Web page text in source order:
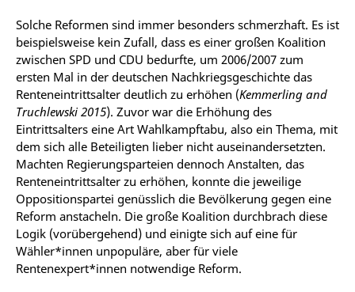
Solche Reformen sind immer besonders schmerzhaft. Es ist
beispielsweise kein Zufall, dass es einer großen Koalition
zwischen SPD und CDU bedurfte, um 2006/2007 zum
ersten Mal in der deutschen Nachkriegsgeschichte das
Renteneintrittsalter deutlich zu erhöhen (Kemmerling and
Truchlewski 2015). Zuvor war die Erhöhung des
Eintrittsalters eine Art Wahlkampftabu, also ein Thema, mit
dem sich alle Beteiligten lieber nicht auseinandersetzten.
Machten Regierungsparteien dennoch Anstalten, das
Renteneintrittsalter zu erhöhen, konnte die jeweilige
Oppositionspartei genüsslich die Bevölkerung gegen eine
Reform anstacheln. Die große Koalition durchbrach diese
Logik (vorübergehend) und einigte sich auf eine für
Wähler*innen unpopuläre, aber für viele
Rentenexpert*innen notwendige Reform.